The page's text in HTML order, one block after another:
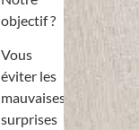
objectif ?
Vous
éviter les
mauvaises
surprises